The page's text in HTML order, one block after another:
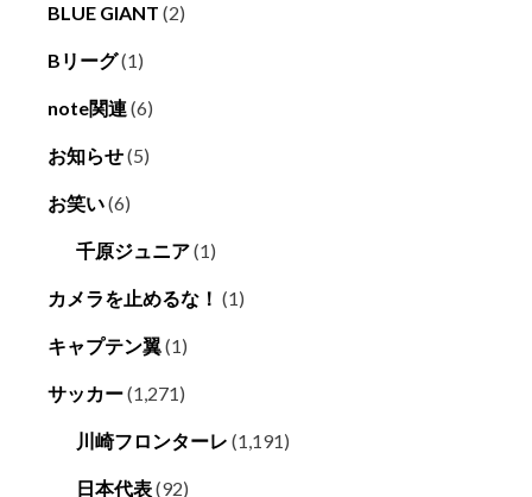
BLUE GIANT (2)
Bリーグ(1)
note関連(6)
お知らせ(5)
お笑い(6)
千原ジュニア(1)
カメラを止めるな！ (1)
キャプテン翼(1)
サッカー(1,271)
川崎フロンターレ (1,191)
日本代表(92)